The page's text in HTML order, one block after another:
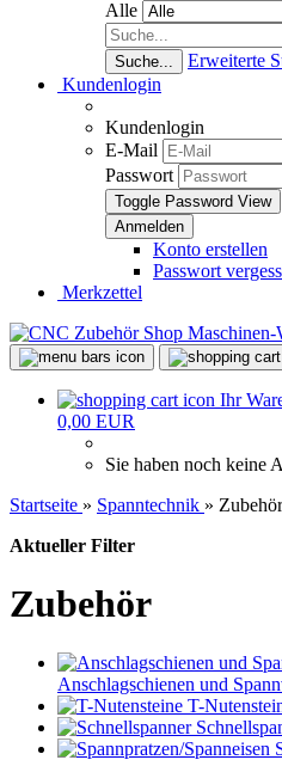
Alle
Suche...
Erweiterte
Kundenlogin
Kundenlogin
E-Mail
Passwort
Toggle Password View
Konto erstellen
Passwort
Merkzettel
Ihr
0,00 EUR
Sie haben noch keine
Startseite » Spanntechnik » Zubehör
Aktueller Filter
Zubehör
Anschlagschienen und
T-